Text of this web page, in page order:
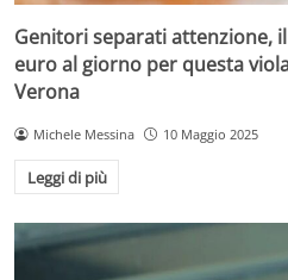
Genitori separati attenzione,
euro al giorno per questa
Verona
Michele Messina 10 Maggio 2025
Leggi di più